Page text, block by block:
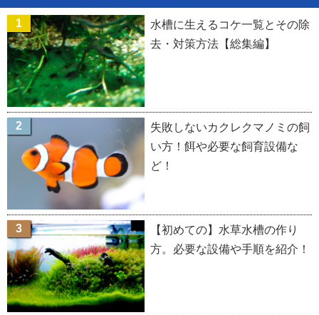
水槽に生えるコケ一覧とその除
去・対策方法【総集編】
失敗しないカクレクマノミの飼
い方！餌や必要な飼育設備な
ど！
【初めての】水草水槽の作り
方。必要な設備や手順を紹介！